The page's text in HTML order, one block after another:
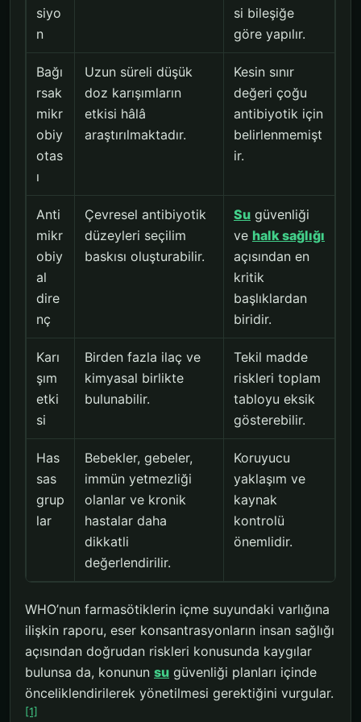
siyo
n
si bileşiğe
göre yapılır.
Bağı
rsak
mikr
obiy
otas
ı
Uzun süreli düşük
doz karışımların
etkisi hâlâ
araştırılmaktadır.
Kesin sınır
değeri çoğu
antibiyotik için
belirlenmemişt
ir.
Anti
mikr
obiy
al
dire
nç
Çevresel antibiyotik
düzeyleri seçilim
baskısı oluşturabilir.
Su güvenliği
ve halk sağlığı
açısından en
kritik
başlıklardan
biridir.
Karı
şım
etki
si
Birden fazla ilaç ve
kimyasal birlikte
bulunabilir.
Tekil madde
riskleri toplam
tabloyu eksik
gösterebilir.
Has
sas
grup
lar
Bebekler, gebeler,
immün yetmezliği
olanlar ve kronik
hastalar daha
dikkatli
değerlendirilir.
Koruyucu
yaklaşım ve
kaynak
kontrolü
önemlidir.
WHO’nun farmasötiklerin içme suyundaki varlığına
ilişkin raporu, eser konsantrasyonların insan sağlığı
açısından doğrudan riskleri konusunda kaygılar
bulunsa da, konunun su güvenliği planları içinde
önceliklendirilerek yönetilmesi gerektiğini vurgular.
[1]